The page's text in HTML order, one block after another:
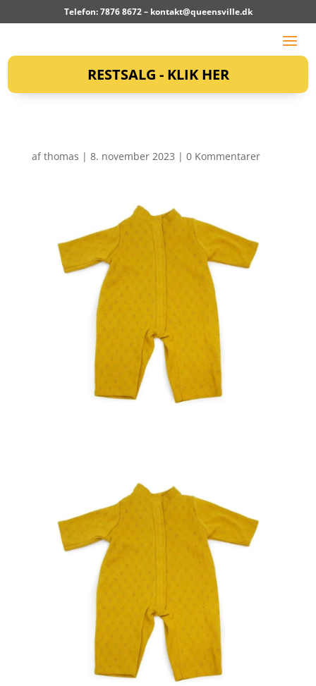
Telefon: 7876 8672 – kontakt@queensville.dk
RESTSALG - KLIK HER
afthomas | 8. november 2023 | 0 Kommentarer